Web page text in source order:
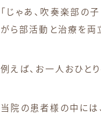
「じゃあ、吹奏楽部の
がら部活動と治療を両
例えば、お一人おひと
当院の患者様の中には